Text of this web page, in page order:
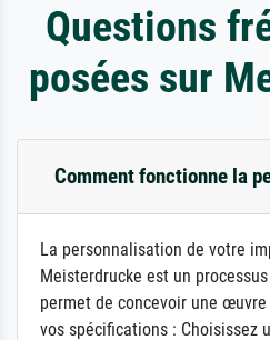
Questions
posées sur
Comment fonctionne la
La personnalisation de votre
Meisterdrucke est un
permet de concevoir une
vos spécifications : Choisissez